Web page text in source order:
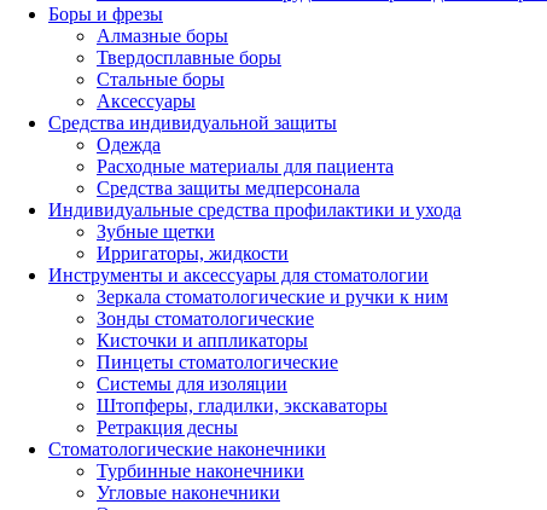
Боры и фрезы
Алмазные боры
Твердосплавные боры
Стальные боры
Аксессуары
Средства индивидуальной защиты
Одежда
Расходные материалы для пациента
Средства защиты медперсонала
Индивидуальные средства профилактики и ухода
Зубные щетки
Ирригаторы, жидкости
Инструменты и аксессуары для стоматологии
Зеркала стоматологические и ручки к ним
Зонды стоматологические
Кисточки и аппликаторы
Пинцеты стоматологические
Системы для изоляции
Штопферы, гладилки, экскаваторы
Ретракция десны
Стоматологические наконечники
Турбинные наконечники
Угловые наконечники